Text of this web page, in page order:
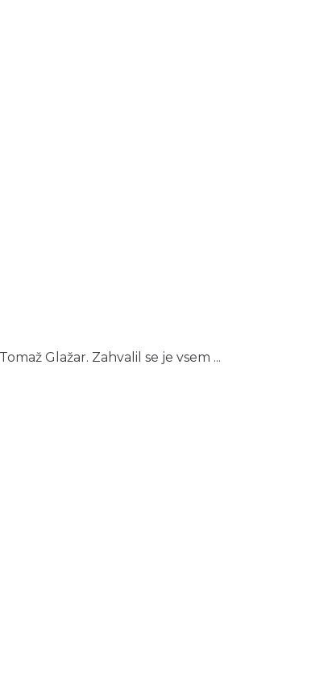
Glažar. Zahvalil se je vsem ...